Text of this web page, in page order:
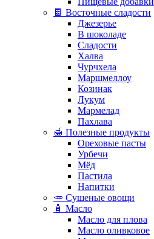
🍫 Восточные сладости
Джезерье
В шоколаде
Сладости
Халва
Чурчхела
Маршмеллоу
Козинак
Лукум
Мармелад
Пахлава
🍯 Полезные продукты
Ореховые пасты
Урбечи
Мёд
Пастила
Напитки
🥕 Сушеные овощи
🧴 Масло
Масло для плова
Масло оливковое